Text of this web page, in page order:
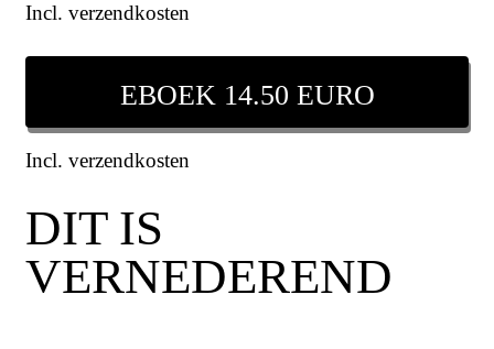
Incl. verzendkosten
EBOEK 14.50 EURO
Incl. verzendkosten
DIT IS
VERNEDEREND